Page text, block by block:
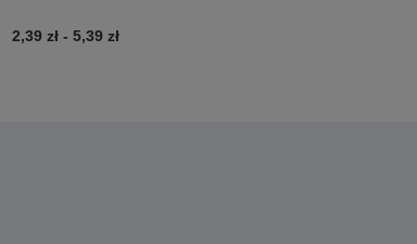
2,39 zł - 5,39 zł